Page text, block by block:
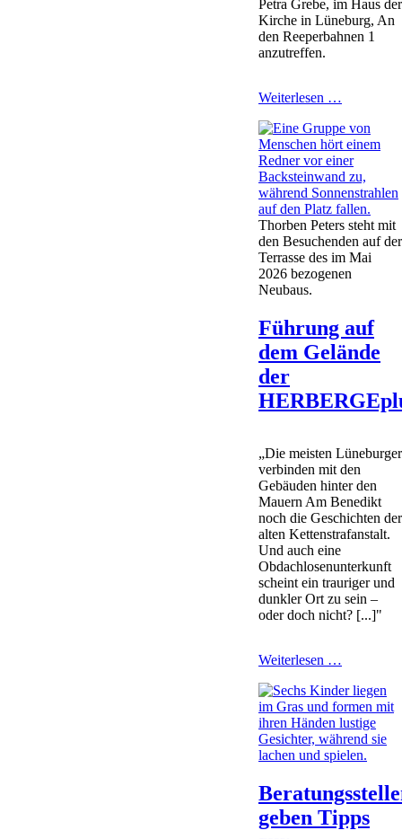
Petra Grebe, im Haus der
Kirche in Lüneburg, An
den Reeperbahnen 1
anzutreffen.
Weiterlesen …
-
Eine
für
alle
Thorben Peters steht mit
den Besuchenden auf der
Terrasse des im Mai
2026 bezogenen
Neubaus.
Führung auf
dem Gelände
der
„Die meisten Lüneburger
verbinden mit den
Gebäuden hinter den
Mauern Am Benedikt
noch die Geschichten der
alten Kettenstrafanstalt.
Und auch eine
Obdachlosenunterkunft
scheint ein trauriger und
dunkler Ort zu sein –
oder doch nicht? [...]"
Weiterlesen …
dem
Gelände
der
geben Tipps